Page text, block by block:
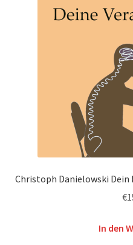
Christoph Danielowski
€
In den